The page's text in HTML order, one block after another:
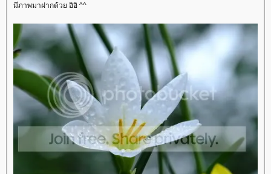
มีภาพมาฝากด้วย อิอิ ^^